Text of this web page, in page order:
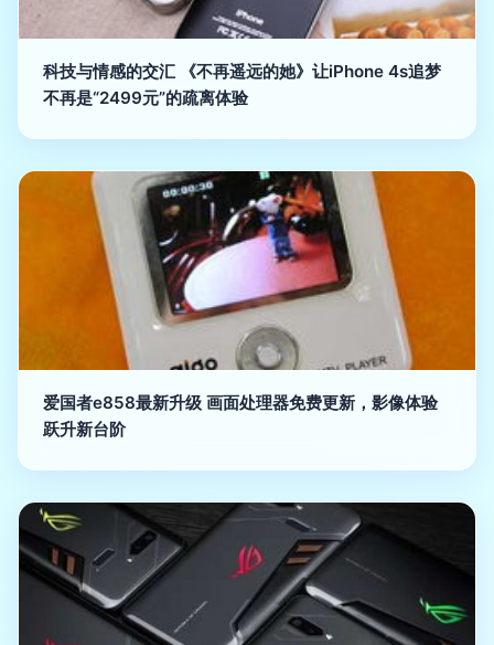
科技与情感的交汇 《不再遥远的她》让iPhone 4s追梦
不再是“2499元”的疏离体验
爱国者e858最新升级 画面处理器免费更新，影像体验
跃升新台阶